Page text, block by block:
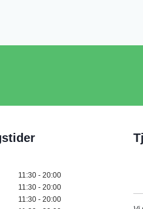
11:30 - 20:00
11:30 - 20:00
11:30 - 20:00